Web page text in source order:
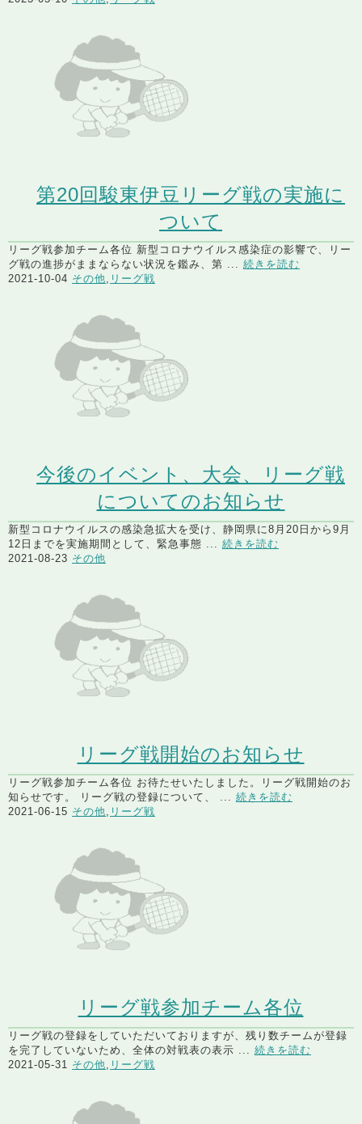
第20回駿東伊豆リーグ戦の実施に
ついて
リーグ戦参加チーム各位 新型コロナウイルス感染症の影響で、リー
グ戦の進捗がままならない状況を鑑み、第 ... 続きを読む
2021-10-04 その他, リーグ戦
今後のイベント、大会、リーグ戦
についてのお知らせ
新型コロナウイルスの感染急拡大を受け、静岡県に8月20日から9月
12日までを実施期間として、緊急事態 ... 続きを読む
2021-08-23 その他
リーグ戦開始のお知らせ
リーグ戦参加チーム各位 お待たせいたしました。リーグ戦開始のお
知らせです。 リーグ戦の登録について、 ... 続きを読む
2021-06-15 その他, リーグ戦
リーグ戦参加チーム各位
リーグ戦の登録をしていただいておりますが、残り数チームが登録
を完了していないため、全体の対戦表の表示 ... 続きを読む
2021-05-31 その他, リーグ戦